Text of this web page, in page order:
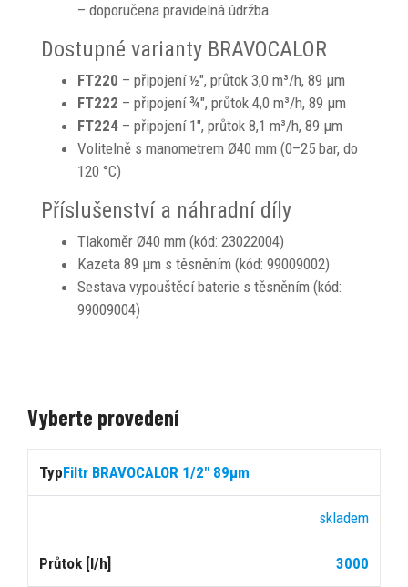
– doporučena pravidelná údržba.
Dostupné varianty BRAVOCALOR
FT220 – připojení ½", průtok 3,0 m³/h, 89 μm
FT222 – připojení ¾", průtok 4,0 m³/h, 89 μm
FT224 – připojení 1", průtok 8,1 m³/h, 89 μm
Volitelně s manometrem Ø40 mm (0–25 bar, do
120 °C)
Příslušenství a náhradní díly
Tlakoměr Ø40 mm (kód: 23022004)
Kazeta 89 μm s těsněním (kód: 99009002)
Sestava vypouštěcí baterie s těsněním (kód:
99009004)
Vyberte provedení
s
DPH
Počet
ks
[l/h]
Filtr BRAVOCALOR 1/2" 89μm
skladem
3000